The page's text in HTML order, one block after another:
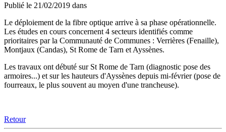
Publié le 21/02/2019 dans
Le déploiement de la fibre optique arrive à sa phase opérationnelle.
Les études en cours concernent 4 secteurs identifiés comme
prioritaires par la Communauté de Communes : Verrières (Fenaille),
Montjaux (Candas), St Rome de Tarn et Ayssènes.
Les travaux ont débuté sur St Rome de Tarn (diagnostic pose des
armoires...) et sur les hauteurs d'Ayssènes depuis mi-février (pose de
fourreaux, le plus souvent au moyen d'une trancheuse).
Retour